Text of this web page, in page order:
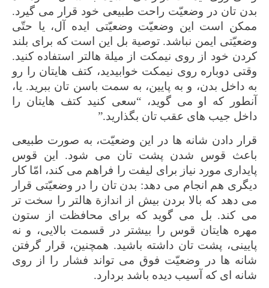
بدن تان در وضعیّت راحت طبیعی خود قرار می گیرد.
ممکن است این وضعیّت وضعیّتی ایده آل، یا حتّی
وضعیّتی ایمن نباشد. توصیة بل این است که برای بلند
کردن خود از روی نیمکت از میلة هالتر استفاده کنید.
وقتی دوباره روی نیمکت خوابیدید، کتف هایتان را رو
به داخل بدن، و به پایین، به سمت باسن تان ببرید. یا،
آنطور که او می گوید، “سعی کنید کتف هایتان را
داخل جیب های عقب تان بگذارید.”
قرار دادن شانه ها در این وضعیّت، به صورت طبیعی
باعث قوس شدن پشت تان می شود. این قوس
پایداری مورد نیاز برای لیفت را فراهم می کند، امّا کار
دیگری هم انجام می دهد: بدن تان را در وضعیّتی قرار
می دهد که بالا بردن بیش از اندازة هالتر را سخت تر
می کند. بل می گوید که برای محافظت از ستون
مهره هایتان قوس را بیشتر در قسمت بالایی، و نه
پایینی، پشت تان داشته باشید. همچنین، قرار گرفتن
شانه ها در وضعیّت فوق می تواند فشار را از روی
شانه ای که آسیب دیده باشد بردارد.